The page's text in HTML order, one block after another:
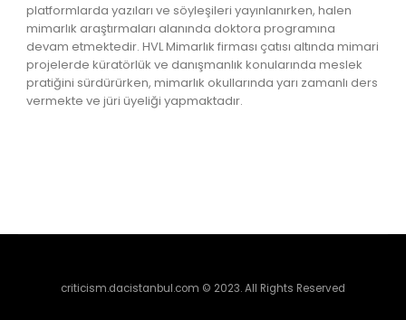
platformlarda yazıları ve söyleşileri yayınlanırken, halen
mimarlık araştırmaları alanında doktora programına
devam etmektedir. HVL Mimarlık firması çatısı altında mimari
projelerde küratörlük ve danışmanlık konularında meslek
pratiğini sürdürürken, mimarlık okullarında yarı zamanlı ders
vermekte ve jüri üyeliği yapmaktadır.
criticism.dacistanbul.com © 2023. All Rights Reserved